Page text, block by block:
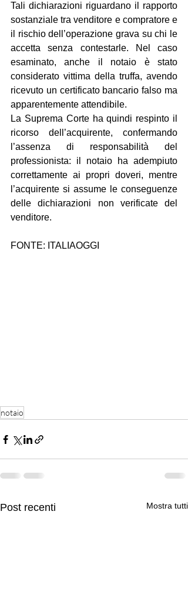
Tali dichiarazioni riguardano il rapporto
sostanziale tra venditore e compratore e
il rischio dell’operazione grava su chi le
accetta senza contestarle. Nel caso
esaminato, anche il notaio è stato
considerato vittima della truffa, avendo
ricevuto un certificato bancario falso ma
apparentemente attendibile.
La Suprema Corte ha quindi respinto il
ricorso dell’acquirente, confermando
l’assenza di responsabilità del
professionista: il notaio ha adempiuto
correttamente ai propri doveri, mentre
l’acquirente si assume le conseguenze
delle dichiarazioni non verificate del
venditore.
FONTE: ITALIAOGGI
notaio
Post recenti Mostra tutti